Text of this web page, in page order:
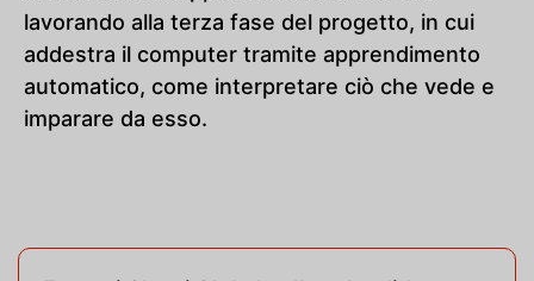
lavorando alla terza fase del progetto, in cui
addestra il computer tramite apprendimento
automatico, come interpretare ciò che vede e
imparare da esso.